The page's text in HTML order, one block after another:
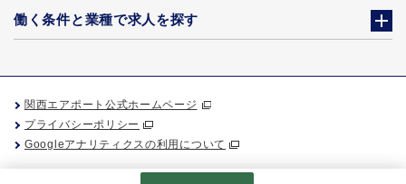
働く条件と業種で求人を探す
関西エアポート公式ホームページ
プライバシーポリシー
Googleアナリティクスの利用について